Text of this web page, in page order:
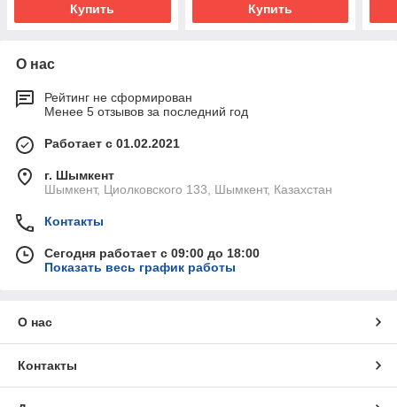
Купить Купить
О нас
Рейтинг не сформирован
Менее 5 отзывов за последний год
Работает с 01.02.2021
г. Шымкент
Шымкент, Циолковского 133, Шымкент, Казахстан
Контакты
Сегодня работает с 09:00 до 18:00
Показать весь график работы
О нас
Контакты